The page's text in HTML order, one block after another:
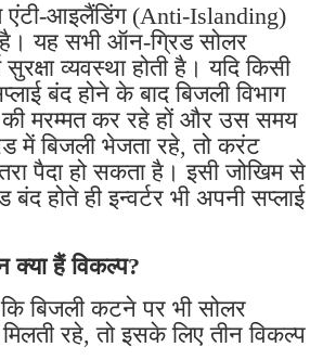
एंटी-आइलैंडिंग (Anti-Islanding)
यह सभी ऑन-ग्रिड सोलर
सुरक्षा व्यवस्था होती है। यदि किसी
बंद होने के बाद बिजली विभाग
की मरम्मत कर रहे हों और उस समय
में बिजली भेजता रहे, तो करंट
पैदा हो सकता है। इसी जोखिम से
होते ही इन्वर्टर भी अपनी सप्लाई
क्या हैं विकल्प?
बिजली कटने पर भी सोलर
रहे, तो इसके लिए तीन विकल्प